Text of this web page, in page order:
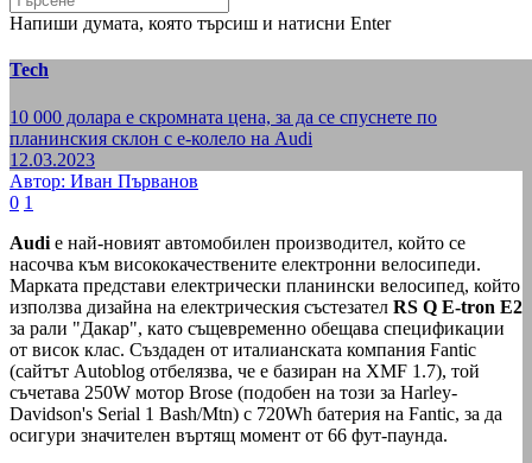
Напиши думата, която търсиш и натисни Enter
Tech
10 000 долара е скромната цена, за да се спуснете по
планинския склон с е-колело на Audi
12.03.2023
Автор: Иван Първанов
0 1
Audi е най-новият автомобилен производител, който се
насочва към висококачествените електронни велосипеди.
Марката представи електрически планински велосипед, който
използва дизайна на електрическия състезател RS Q E-tron E2
за рали "Дакар", като същевременно обещава спецификации
от висок клас. Създаден от италианската компания Fantic
(сайтът Autoblog отбелязва, че е базиран на XMF 1.7), той
съчетава 250W мотор Brose (подобен на този за Harley-
Davidson's Serial 1 Bash/Mtn) с 720Wh батерия на Fantic, за да
осигури значителен въртящ момент от 66 фут-паунда.